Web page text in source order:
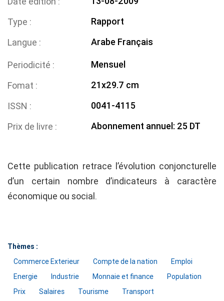
Type
Rapport
Langue
Arabe Français
Periodicité
Mensuel
Fomat
21x29.7 cm
ISSN
0041-4115
Prix de livre
Abonnement annuel: 25 DT
Cette publication retrace l’évolution conjoncturelle
d’un certain nombre d’indicateurs à caractère
économique ou social.
Thèmes :
Commerce Exterieur
Compte de la nation
Emploi
Energie
Industrie Monnaie et finance
Population
Prix
Salaires Tourisme Transport